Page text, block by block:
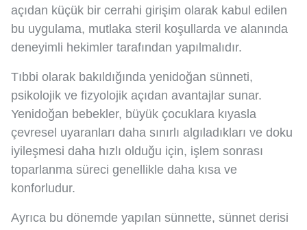
açıdan küçük bir cerrahi girişim olarak kabul edilen
bu uygulama, mutlaka steril koşullarda ve alanında
deneyimli hekimler tarafından yapılmalıdır.
Tıbbi olarak bakıldığında yenidoğan sünneti,
psikolojik ve fizyolojik açıdan avantajlar sunar.
Yenidoğan bebekler, büyük çocuklara kıyasla
çevresel uyaranları daha sınırlı algıladıkları ve doku
iyileşmesi daha hızlı olduğu için, işlem sonrası
toparlanma süreci genellikle daha kısa ve
konforludur.
Ayrıca bu dönemde yapılan sünnette, sünnet derisi